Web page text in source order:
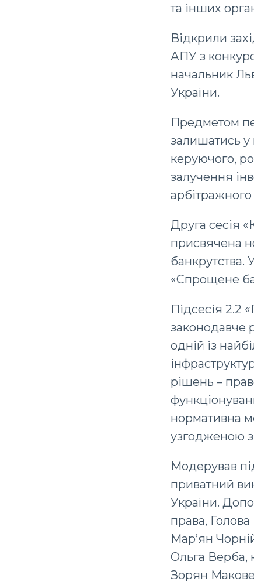
та інших
Відкрили
АПУ з
начальник
України.
Предметом
залишатись у
керуючого,
залучення
Друга сесія
присвячена
банкрутства.
«Спрощене
Підсесія 2.2
законодавче
одній із
рішень –
нормативна
узгодженою
Модерував
приватний
України.
права,
Мар’ян
Ольга Верба,
Зорян